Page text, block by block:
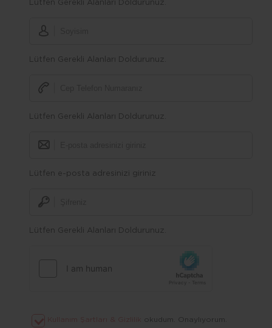
Lütfen Gerekli Alanları Doldurunuz.
Lütfen Gerekli Alanları Doldurunuz.
Lütfen Gerekli Alanları Doldurunuz.
Lütfen e-posta adresinizi giriniz
Lütfen Gerekli Alanları Doldurunuz.
okudum. Onaylıyorum.